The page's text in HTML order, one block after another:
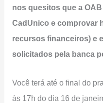
nos quesitos que a
CadUnico e comprovar
recursos financeiros) e
solicitados pela banca
Você terá até o final do
às 17h do dia 16 de